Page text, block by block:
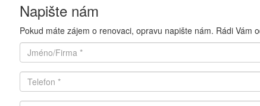
Napište nám
Pokud máte zájem o renovaci, opravu napište nám. Rádi Vám